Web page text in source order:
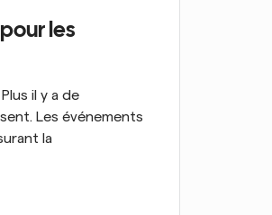
les
il y a de
Les événements
la